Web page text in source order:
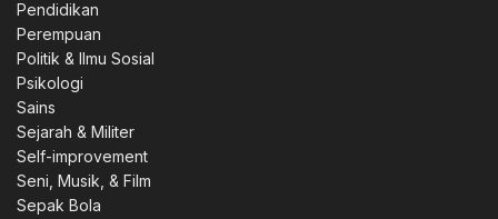
Pendidikan
Perempuan
Politik & Ilmu Sosial
Psikologi
Sains
Sejarah & Militer
Self-improvement
Seni, Musik, & Film
Sepak Bola